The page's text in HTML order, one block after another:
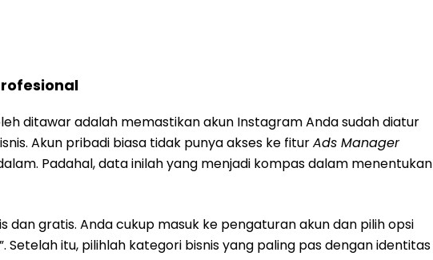
ditawar adalah memastikan akun Instagram Anda sudah diatur
Akun pribadi biasa tidak punya akses ke fiturAds Manager
Padahal, data inilah yang menjadi kompas dalam menentukan
dan gratis. Anda cukup masuk ke pengaturan akun dan pilih opsi
Setelah itu, pilihlah kategori bisnis yang paling pas dengan identitas